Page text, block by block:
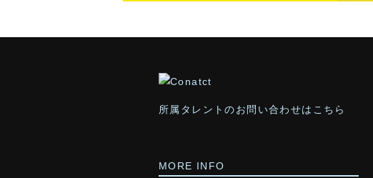
所属タレントのお問い合わせはこちら
MORE INFO